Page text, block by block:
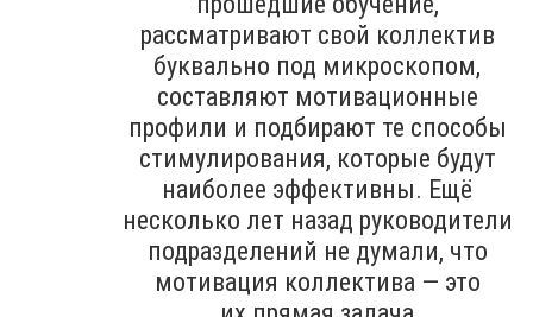
рассматривают свой коллектив
буквально под микроскопом,
составляют мотивационные
профили и подбирают те способы
стимулирования, которые будут
наиболее эффективны. Ещё
несколько лет назад руководители
подразделений не думали, что
мотивация коллектива — это